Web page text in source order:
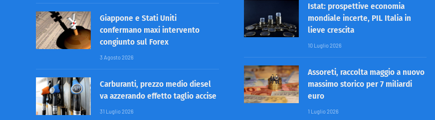
Giappone e Stati Uniti
confermano maxi intervento
congiunto sul Forex
3 Agosto 2026
Carburanti, prezzo medio diesel
va azzerando effetto taglio accise
31 Luglio 2026
Istat: prospettive economia
mondiale incerte, PIL Italia in
lieve crescita
10 Luglio 2026
Assoreti, raccolta maggio a nuovo
massimo storico per 7 miliardi
euro
1 Luglio 2026